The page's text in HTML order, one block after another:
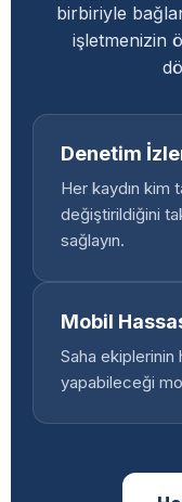
birbiriyle
işletmenizin
Denetim
Her kaydın kim
değiştirildiğini
sağlayın.
Mobil
Saha
yapabileceği